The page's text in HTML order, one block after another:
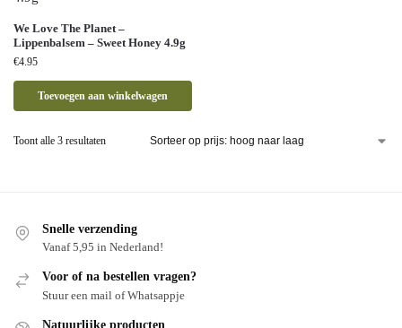
We Love The Planet –
Lippenbalsem – Sweet Honey 4.9g
€4.95
Toevoegen aan winkelwagen
Toont alle 3 resultaten
Snelle verzending
Vanaf 5,95 in Nederland!
Voor of na bestellen vragen?
Stuur een mail of Whatsappje
Natuurlijke producten